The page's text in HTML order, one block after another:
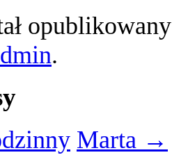
.
Marta →